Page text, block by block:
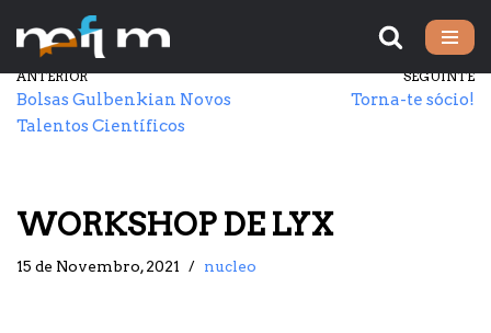
Avançar
para
o
conteúdo
ANTERIOR
Bolsas Gulbenkian Novos
Talentos Científicos
SEGUINTE
Torna-te sócio!
WORKSHOP DE LYX
15 de Novembro, 2021 nucleo